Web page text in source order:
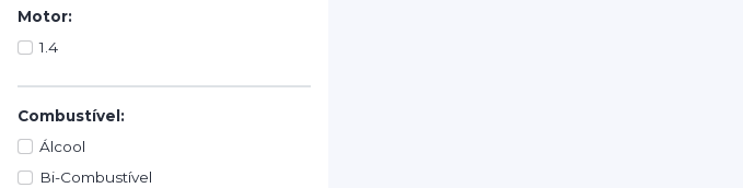
Motor:
1.4
Combustível:
Álcool
Bi-Combustível